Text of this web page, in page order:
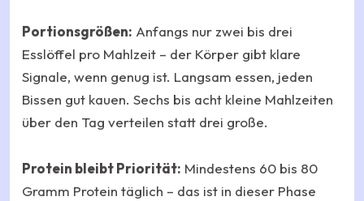
Portionsgrößen: Anfangs nur zwei bis drei
Esslöffel pro Mahlzeit – der Körper gibt klare
Signale, wenn genug ist. Langsam essen, jeden
Bissen gut kauen. Sechs bis acht kleine Mahlzeiten
über den Tag verteilen statt drei große.
Protein bleibt Priorität: Mindestens 60 bis 80
Gramm Protein täglich – das ist in dieser Phase